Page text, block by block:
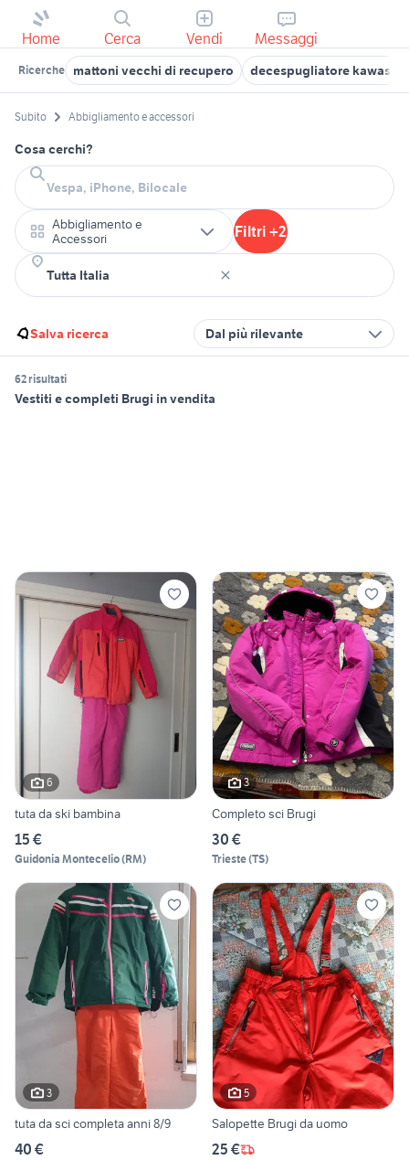
Home Cerca Vendi Messaggi
Ricerche mattoni vecchi di recupero decespugliatore kawasaki
Subito Abbigliamento e accessori
Cosa cerchi?
Abbigliamento e
Accessori
Filtri +2
Salva ricerca Dal più rilevante
62 risultati
Vestiti e completi Brugi in vendita
6
tuta da ski bambina
15 €
Guidonia Montecelio(RM)
3
Completo sci Brugi
30 €
Trieste(TS)
3
tuta da sci completa anni 8/9
40 €
5
Salopette Brugi da uomo
25 €